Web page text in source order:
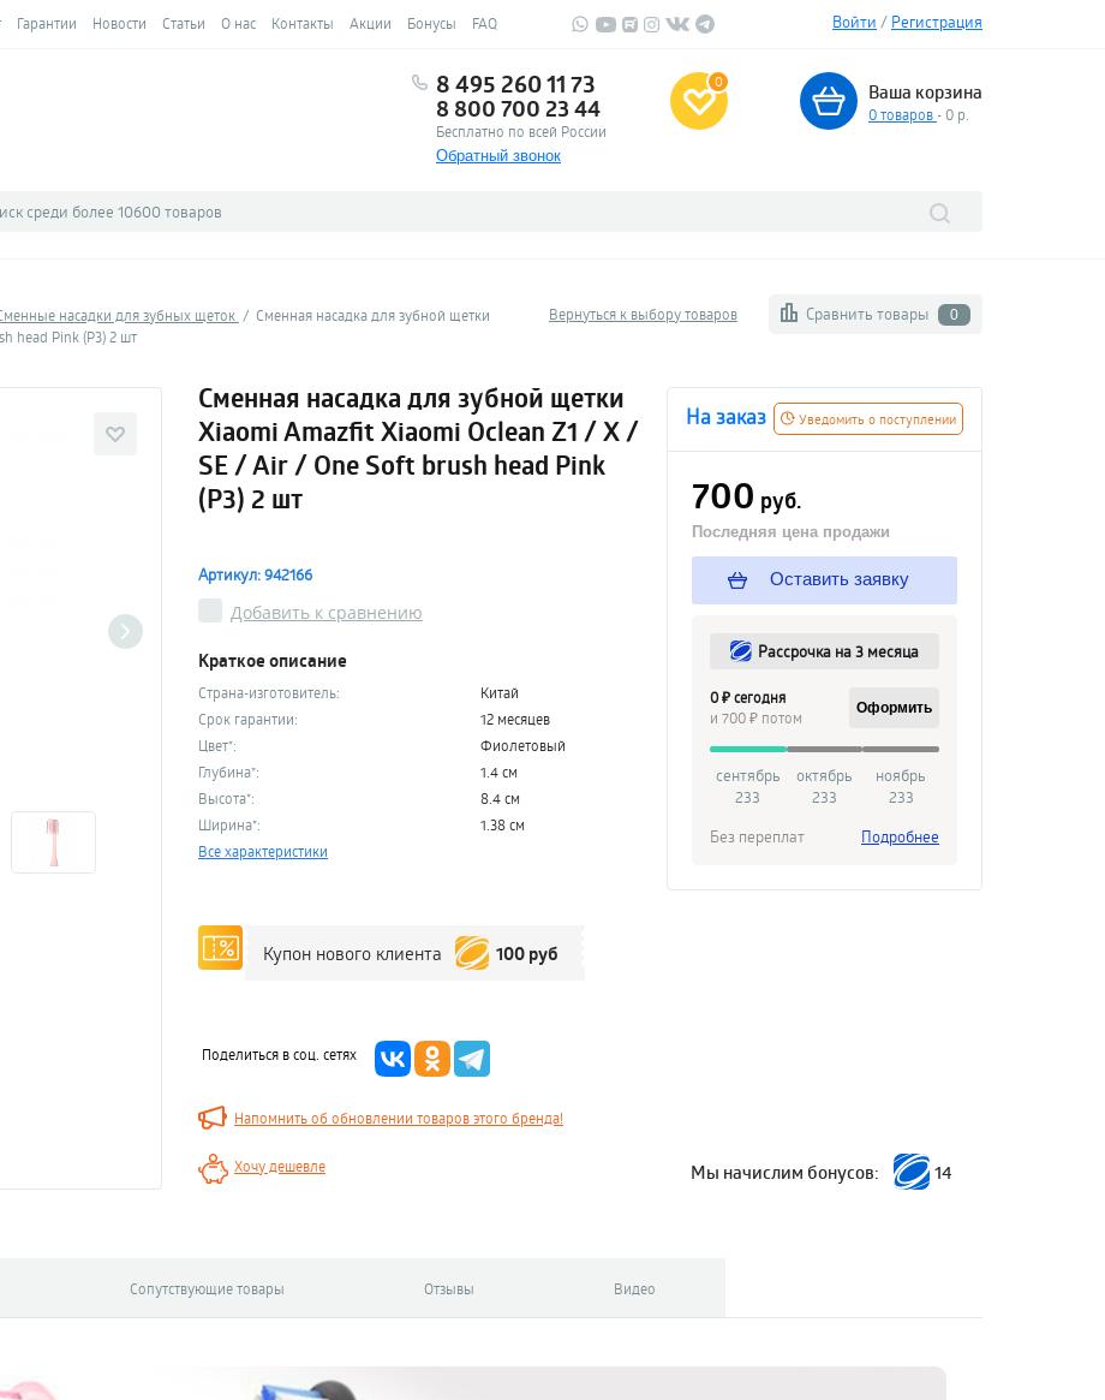
Гарантии Новости Статьи О нас Контакты Акции Бонусы FAQ Войти / Регистрация
8 495 260 11 73
8 800 700 23 44
Бесплатно по всей России
Обратный звонок
0 Ваша корзина
0товаров - 0 р.
Вернуться к выбору товаров Сравнить товары 0
насадки для зубных щеток
Сменная насадка для зубной щетки
head Pink (P3) 2 шт
Сменная насадка для зубной щетки
Xiaomi Amazfit Xiaomi Oclean Z1 / X /
SE / Air / One Soft brush head Pink
(P3) 2 шт
Артикул: 942166
Добавить к сравнению
Краткое описание
Страна-изготовитель:
Китай
Срок гарантии:
12 месяцев
Цвет*:
Фиолетовый
Глубина*:
1.4 см
Высота*:
8.4 см
Ширина*:
1.38 см
Все характеристики
Купон нового клиента 100 руб
Поделиться в соц. сетях
Напомнить об обновлении товаров этого бренда!
Хочу дешевле
Уведомить о поступлении
На заказ
700 руб.
Последняя цена продажи
Оставить заявку
Рассрочка на 3 месяца
0 ₽ сегодня
и 700 ₽ потом
Оформить
сентябрь
233
октябрь
233
ноябрь
233
Без переплат
Подробнее
Мы начислим бонусов: 14
Сопутствующие товары Отзывы Видео